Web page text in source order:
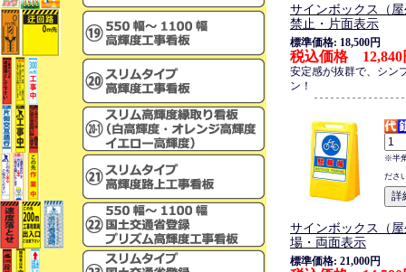
サインボックス（
禁止・片面表示
標準価格: 18,500円
税込価格 12,840
安定感が抜群で、シン
ン！
※半
ださ
サインボックス（
場・両面表示
標準価格: 21,000円